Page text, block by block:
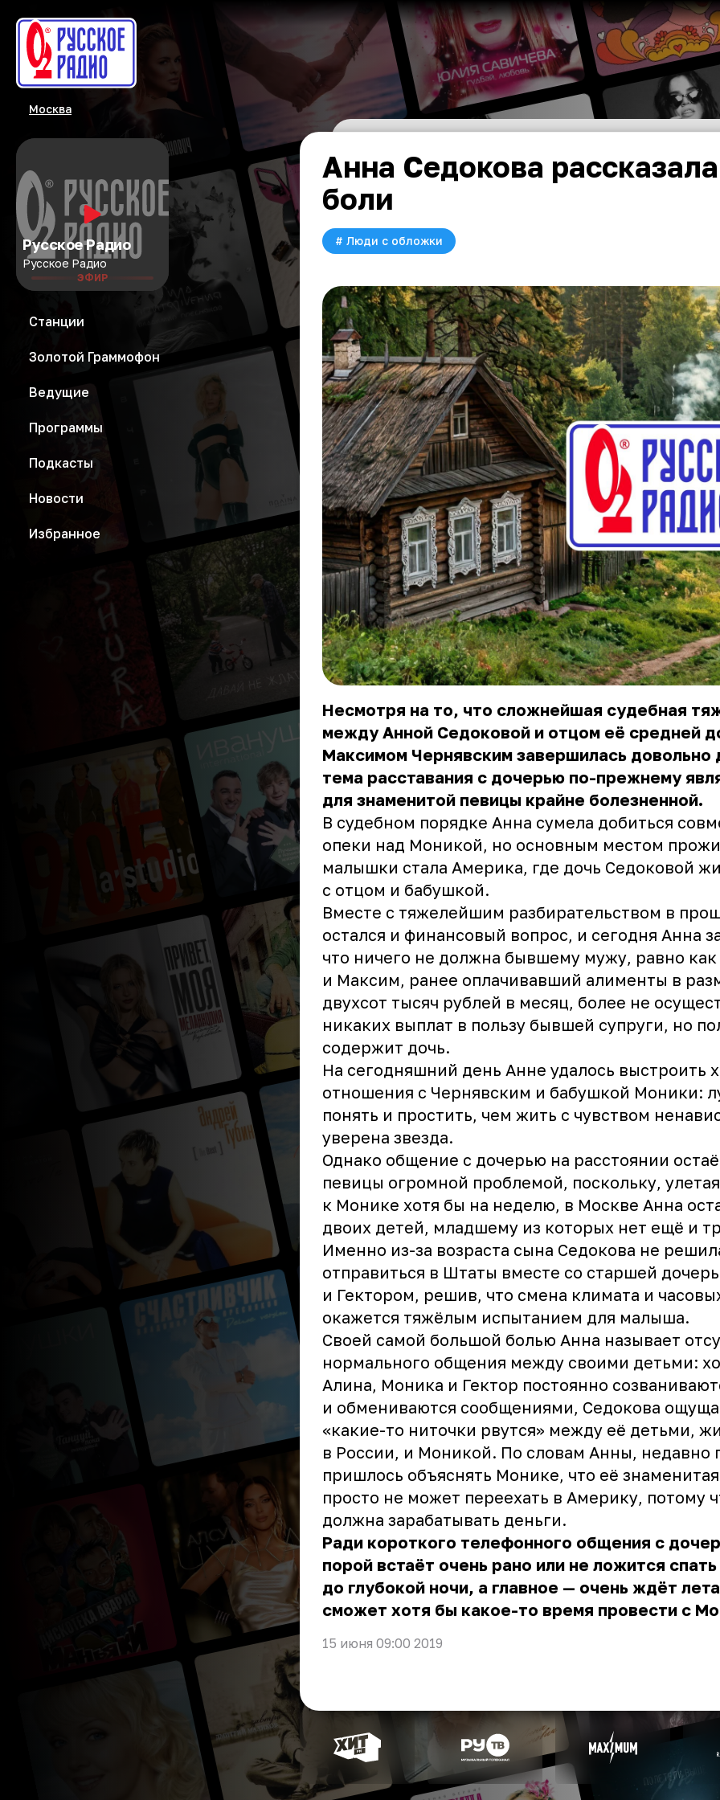
Москва
Русское Радио
Русское Радио
ЭФИР
Станции
Золотой Граммофон
Ведущие
Программы
Подкасты
Новости
Избранное
Анна Седокова
боли
# Люди с обложки
Несмотря на то, что сложнейшая судебная
между Анной Седоковой и отцом её средней
Максимом Чернявским завершилась довольно
тема расставания с дочерью по-прежнему
для знаменитой певицы крайне болезненной.
В судебном порядке Анна сумела добиться
опеки над Моникой, но основным местом
малышки стала Америка, где дочь Седоковой
с отцом и бабушкой.
Вместе с тяжелейшим разбирательством в
остался и финансовый вопрос, и сегодня Анна
что ничего не должна бывшему мужу, равно как
и Максим, ранее оплачивавший алименты в
двухсот тысяч рублей в месяц, более не
никаких выплат в пользу бывшей супруги, но
содержит дочь.
На сегодняшний день Анне удалось выстроить
отношения с Чернявским и бабушкой Моники:
понять и простить, чем жить с чувством
уверена звезда.
Однако общение с дочерью на расстоянии
певицы огромной проблемой, поскольку, улетая
к Монике хотя бы на неделю, в Москве Анна
двоих детей, младшему из которых нет ещё и
Именно из-за возраста сына Седокова не
отправиться в Штаты вместе со старшей
и Гектором, решив, что смена климата и
окажется тяжёлым испытанием для малыша.
Своей самой большой болью Анна называет
нормального общения между своими детьми:
Алина, Моника и Гектор постоянно
и обмениваются сообщениями, Седокова
«какие-то ниточки рвутся» между её детьми,
в России, и Моникой. По словам Анны, недавно
пришлось объяснять Монике, что её
просто не может переехать в Америку, потому
должна зарабатывать деньги.
Ради короткого телефонного общения с
порой встаёт очень рано или не ложится спать
до глубокой ночи, а главное — очень ждёт
сможет хотя бы какое-то время провести с
15 июня 09:00 2019